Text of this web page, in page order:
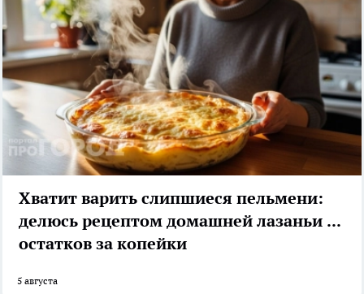
Хватит варить слипшиеся пельмени:
делюсь рецептом домашней лазаньи из
остатков за копейки
5 августа